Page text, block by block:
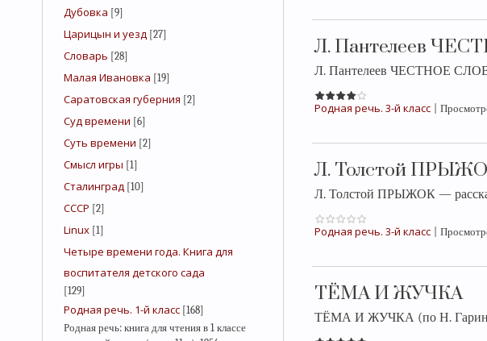
Дубовка [9]
Царицын и уезд [27]
Словарь [28]
Малая Ивановка [19]
Саратовская губерния [2]
Суд времени [6]
Суть времени [2]
Смысл игры [1]
Сталинград [10]
СССР [2]
Linux [1]
Четыре времени года. Книга для
воспитателя детского сада
[129]
Родная речь. 1-й класс [168]
Родная речь: книга для чтения в 1 классе
Л. Пантелеев
Л. Пантелеев ЧЕСТНОЕ
Родная речь. 3-й класс
Л. Толстой
Л. Толстой ПРЫЖОК —
Родная речь. 3-й класс
ТЁМА И ЖУЧКА
ТЁМА И ЖУЧКА (по Н.